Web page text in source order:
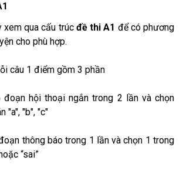
xem qua cấu trúc đề thi A1 để có phương
cho phù hợp.
câu 1 điểm gồm 3 phần
đoạn hội thoại ngắn trong 2 lần và chọn
"a", "b", "c"
thông báo trong 1 lần và chọn 1 trong
“sai”